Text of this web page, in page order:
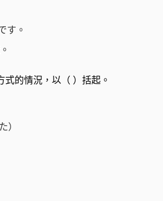
す。
式的情況，以（ ）括起。
）